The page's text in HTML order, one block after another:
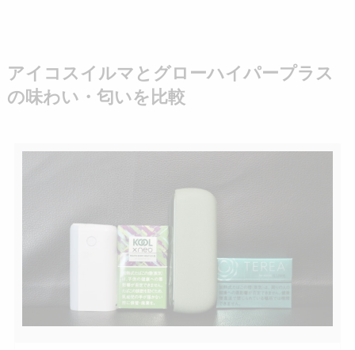
アイコスイルマとグローハイパープラス
の味わい・匂いを比較